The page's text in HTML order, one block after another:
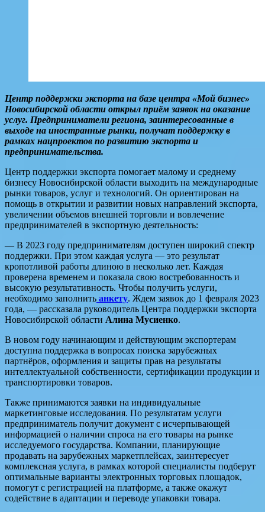
Центр поддержки экспорта на базе центра «Мой бизнес»
Новосибирской области открыл приём заявок на оказание
услуг. Предприниматели региона, заинтересованные в
выходе на иностранные рынки, получат поддержку в
рамках нацпроектов по развитию экспорта и
предпринимательства.
Центр поддержки экспорта помогает малому и среднему
бизнесу Новосибирской области выходить на международные
рынки товаров, услуг и технологий. Он ориентирован на
помощь в открытии и развитии новых направлений экспорта,
увеличении объемов внешней торговли и вовлечение
предпринимателей в экспортную деятельность:
— В 2023 году предпринимателям доступен широкий спектр
поддержки. При этом каждая услуга — это результат
кропотливой работы длиною в несколько лет. Каждая
проверена временем и показала свою востребованность и
высокую результативность. Чтобы получить услуги,
необходимо заполнить анкету. Ждем заявок до 1 февраля 2023
года, — рассказала руководитель Центра поддержки экспорта
Новосибирской области Алина Мусиенко.
В новом году начинающим и действующим экспортерам
доступна поддержка в вопросах поиска зарубежных
партнёров, оформления и защиты прав на результаты
интеллектуальной собственности, сертификации продукции и
транспортировки товаров.
Также принимаются заявки на индивидуальные
маркетинговые исследования. По результатам услуги
предприниматель получит документ с исчерпывающей
информацией о наличии спроса на его товары на рынке
исследуемого государства. Компании, планирующие
продавать на зарубежных маркетплейсах, заинтересует
комплексная услуга, в рамках которой специалисты подберут
оптимальные варианты электронных торговых площадок,
помогут с регистрацией на платформе, а также окажут
содействие в адаптации и переводе упаковки товара.